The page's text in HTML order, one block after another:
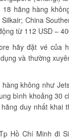
hãng hàng
China
từ 112 USD –
hãy đặt vé của
và thường
không như
bình khoảng 30
duy nhất
Hồ Chí Minh đi